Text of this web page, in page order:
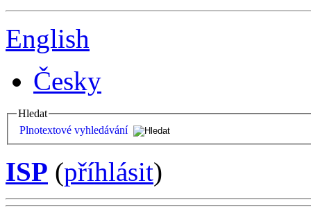
English
Česky
Hledat
Plnotextové vyhledávání
ISP (příhlásit)